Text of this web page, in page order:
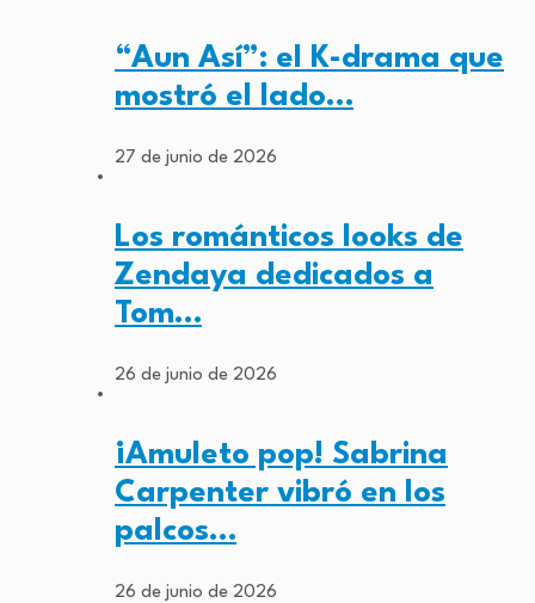
“Aun Así”: el K-drama que
mostró el lado…
27 de junio de 2026
Los románticos looks de
Zendaya dedicados a
Tom…
26 de junio de 2026
¡Amuleto pop! Sabrina
Carpenter vibró en los
palcos…
26 de junio de 2026